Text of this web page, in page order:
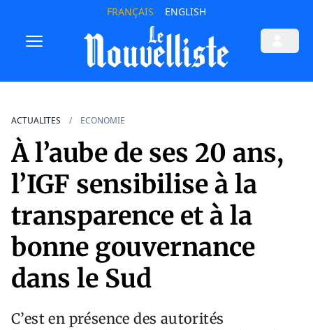
FRANÇAIS ENGLISH
ACTUALITES ECONOMIE
À l’aube de ses 20 ans,
l’IGF sensibilise à la
transparence et à la
bonne gouvernance
dans le Sud
C’est en présence des autorités